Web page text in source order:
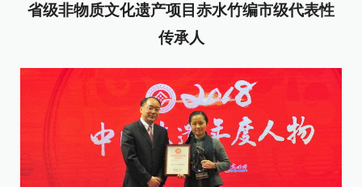
省级非物质文化遗产项目赤水竹编市级代表性
传承人